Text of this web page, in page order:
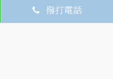
撥打電話